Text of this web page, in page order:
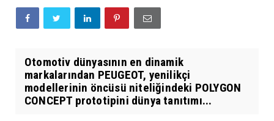
Otomotiv dünyasının en dinamik
markalarından PEUGEOT, yenilikçi
modellerinin öncüsü niteliğindeki POLYGON
CONCEPT prototipini dünya tanıtımı...